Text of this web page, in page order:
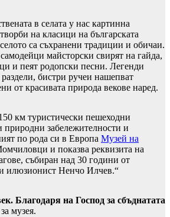
в селата у нас картинна
на класици на българската
са съхранени традиции и обичаи.
майсторски свирят на гайда,
и пеят родопски песни. Легенди
бистри ручеи нашепват
от красивата природа векове наред.
км туристически пешеходни
забележителности и
по рода си в Европа Музей на
и показва реквизита на
събиран над 30 години от
илюзионист Ненчо Илчев.“
Благодаря на Господ за сбъднатата
музея.